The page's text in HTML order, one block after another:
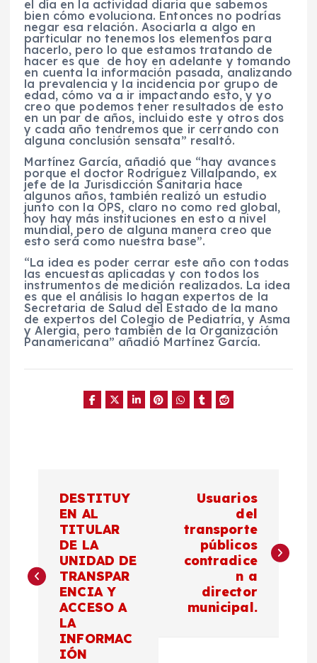
el día en la actividad diaria que sabemos
bien cómo evoluciona. Entonces no podrías
negar esa relación. Asociarla a algo en
particular no tenemos los elementos para
hacerlo, pero lo que estamos tratando de
hacer es que de hoy en adelante y tomando
en cuenta la información pasada, analizando
la prevalencia y la incidencia por grupo de
edad, cómo va a ir impactando esto, y yo
creo que podemos tener resultados de esto
en un par de años, incluido este y otros dos
y cada año tendremos que ir cerrando con
alguna conclusión sensata” resaltó.
Martínez García, añadió que “hay avances
porque el doctor Rodríguez Villalpando, ex
jefe de la Jurisdicción Sanitaria hace
algunos años, también realizó un estudio
junto con la OPS, claro no como red global,
hoy hay más instituciones en esto a nivel
mundial, pero de alguna manera creo que
esto será como nuestra base”.
“La idea es poder cerrar este año con todas
las encuestas aplicadas y con todos los
instrumentos de medición realizados. La idea
es que el análisis lo hagan expertos de la
Secretaria de Salud del Estado de la mano
de expertos del Colegio de Pediatría, y Asma
y Alergia, pero también de la Organización
Panamericana” añadió Martínez García.
e
DESTITUY
EN AL
TITULAR
DE LA
UNIDAD DE
TRANSPAR
ENCIA Y
ACCESO A
LA
INFORMAC
IÓN
Usuarios
del
transporte
públicos
contradice
n a
director
municipal.